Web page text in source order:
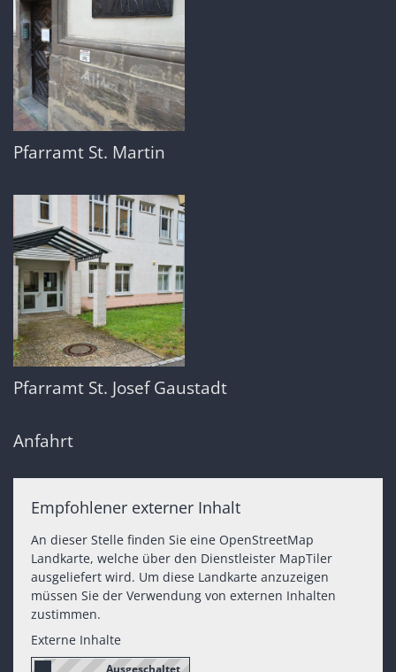
Pfarramt St. Martin
Pfarramt St. Josef Gaustadt
Anfahrt
Empfohlener externer Inhalt
An dieser Stelle finden Sie eine OpenStreetMap
Landkarte, welche über den Dienstleister MapTiler
ausgeliefert wird. Um diese Landkarte anzuzeigen
müssen Sie der Verwendung von externen Inhalten
zustimmen.
Externe Inhalte